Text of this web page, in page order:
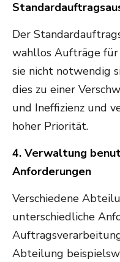
Der
wahllos Aufträge für
sie nicht notwendig
dies zu einer
und Ineffizienz und
hoher Priorität.
4. Verwaltung
Anforderungen
Verschiedene
unterschiedliche
Abteilung